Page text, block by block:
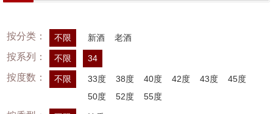
按分类： 不限 新酒 老酒
按系列： 不限 34
按度数： 不限 33度 38度 40度 42度 43度
45度
50度
52度 55度